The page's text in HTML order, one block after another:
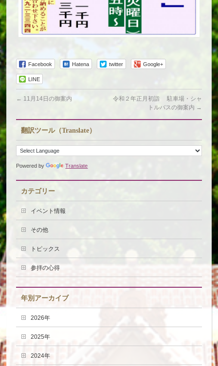
Facebook Hatena twitter Google+
LINE
← 11月14日の御案内
令和２年正月初詣 駐車場・シャ
トルバスの御案内 →
翻訳ツール（Translate）
Powered by Translate
カテゴリー
イベント情報
その他
トピックス
参拝の心得
年別アーカイブ
2026年
2025年
2024年